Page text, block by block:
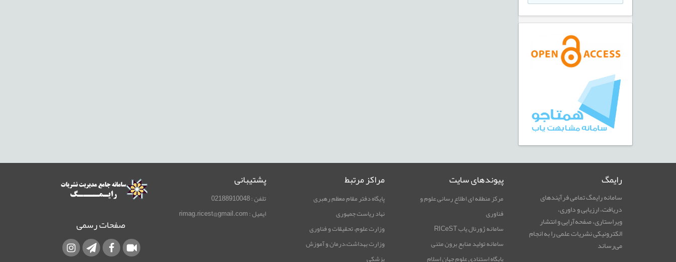
رایمگ
سامانه رایمگ تمامی فرآیندهای
دریافت، ارزیابی و داوری،
ویراستاری، صفحه‌آرایی و انتشار
الکترونیکی نشریات علمی را به انجام
می‌رساند
پیوندهای سایت
مرکز منطقه ای اطلاع رسانی علوم و
فناوری
سامانه ژورنال یاب RICeST
سامانه تولید منابع برون متنی
پایگاه استنادی علوم جهان اسلام
مراکز مرتبط
پایگاه دفتر مقام معظم رهبری
نهاد ریاست جمهوری
وزارت علوم، تحقیقات و فناوری
وزارت بهداشت،درمان و آموزش
پزشکی
پشتیبانی
تلفن : 02188910048
ایمیل : rimag.ricest@gmail.com
صفحات رسمی